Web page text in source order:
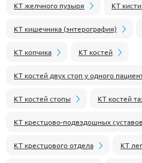
КТ желчного пузыря КТ
КТ кишечника (энтерография)
КТ копчика КТ костей
КТ костей двух стоп у одного
КТ костей стопы КТ костей
КТ крестцово-подвздошных суставов
КТ крестцового отдела КТ